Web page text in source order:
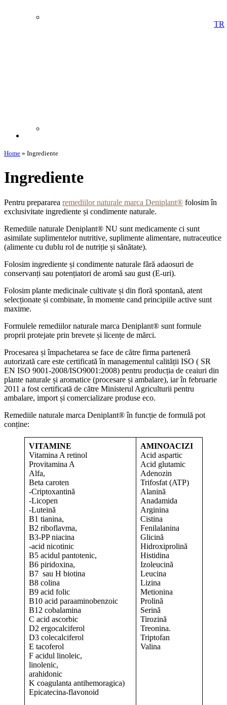
TR
Home » Ingrediente
Ingrediente
Pentru prepararea remediilor naturale marca Deniplant® folosim în
exclusivitate ingrediente și condimente naturale.
Remediile naturale Deniplant® NU sunt medicamente ci sunt
asimilate suplimentelor nutritive, suplimente alimentare, nutraceutice
(alimente cu dublu rol de nutriție și sănătate).
Folosim ingrediente și condimente naturale fără adaosuri de
conservanți sau potențiatori de aromă sau gust (E-uri).
Folosim plante medicinale cultivate și din floră spontană, atent
selecționate și combinate, în momente cand principiile active sunt
maxime.
Formulele remediilor naturale marca Deniplant® sunt formule
proprii protejate prin brevete și licențe de mărci.
Procesarea și împachetarea se face de către firma parteneră
autorizată care este certificată în managementul calității ISO ( SR
EN ISO 9001-2008/ISO9001:2008) pentru producția de ceaiuri din
plante naturale și aromatice (procesare și ambalare), iar în februarie
2011 a fost certificată de către Ministerul Agriculturii pentru
ambalare, import și comercializare produse eco.
Remediile naturale marca Deniplant® în funcție de formulă pot
conține:
VITAMINE
Vitamina A retinol
Provitamina A
Alfa,
Beta caroten
-Criptoxantină
-Licopen
-Luteină
B1 tianina,
B2 riboflavma,
B3-PP niacina
-acid nicotinic
B5 acidul pantotenic,
B6 piridoxina,
B7 sau H biotina
B8 colina
B9 acid folic
B10 acid paraaminobenzoic
B12 cobalamina
C acid ascorbic
D2 ergocalciferol
D3 colecalciferol
E tacoferol
F acidul linoleic,
linolenic,
arahidonic
K coagulanta antihemoragica)
Epicatecina-flavonoid
AMINOACIZI
Acid aspartic
Acid glutamic
Adenozin
Trifosfat (ATP)
Alanină
Anadamida
Arginina
Cistina
Fenilalanina
Glicină
Hidroxiprolină
Histidina
Izoleucină
Leucina
Lizina
Metionina
Prolină
Serină
Tirozină
Treonina.
Triptofan
Valina